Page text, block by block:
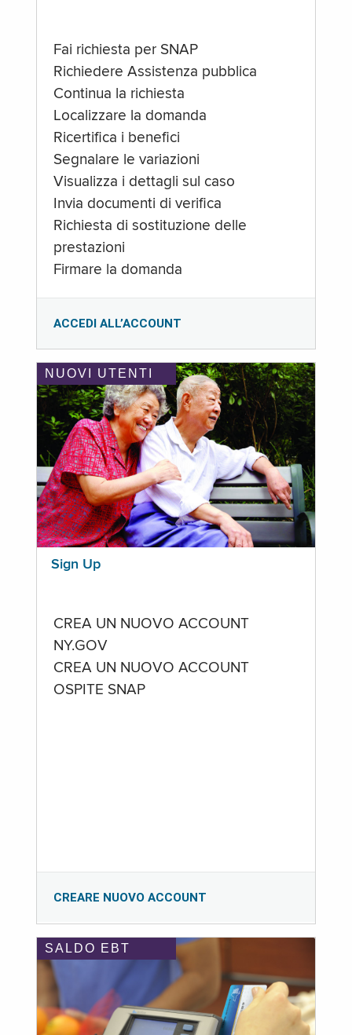
Fai richiesta per SNAP
Richiedere Assistenza pubblica
Continua la richiesta
Localizzare la domanda
Ricertifica i benefici
Segnalare le variazioni
Visualizza i dettagli sul caso
Invia documenti di verifica
Richiesta di sostituzione delle
prestazioni
Firmare la domanda
ACCEDI ALL’ACCOUNT
NUOVI UTENTI
Sign Up
CREA UN NUOVO ACCOUNT
NY.GOV
CREA UN NUOVO ACCOUNT
OSPITE SNAP
CREARE NUOVO ACCOUNT
SALDO EBT